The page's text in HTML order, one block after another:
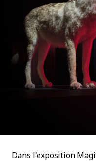
Dans l'exposition